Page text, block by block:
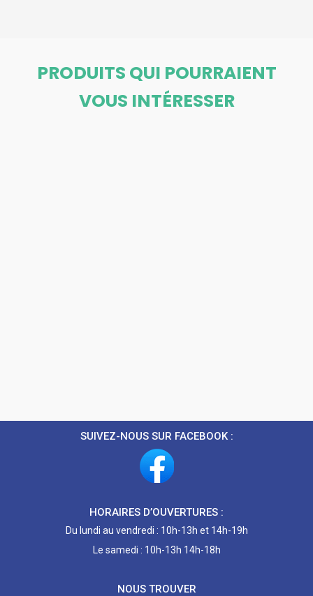
PRODUITS QUI POURRAIENT
VOUS INTÉRESSER
SUIVEZ-NOUS SUR FACEBOOK :
HORAIRES D’OUVERTURES :
Du lundi au vendredi : 10h-13h et 14h-19h
Le samedi : 10h-13h 14h-18h
NOUS TROUVER